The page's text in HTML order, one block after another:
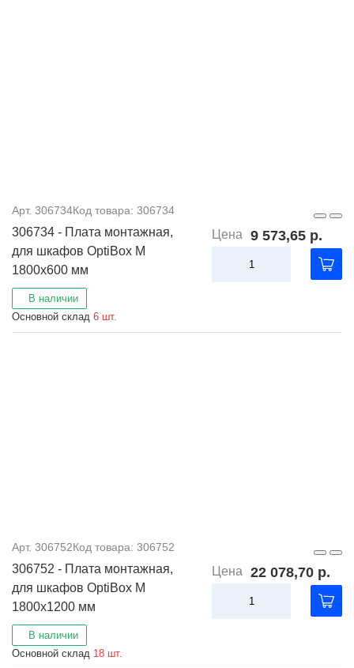
Арт. 306734Код товара: 306734
306734 - Плата монтажная,
для шкафов OptiBox M
1800x600 мм
В наличии
Основной склад 6 шт.
Цена 9 573,65 р.
Арт. 306752Код товара: 306752
306752 - Плата монтажная,
для шкафов OptiBox M
1800x1200 мм
В наличии
Основной склад 18 шт.
Цена 22 078,70 р.